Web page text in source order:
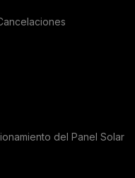
del Panel Solar